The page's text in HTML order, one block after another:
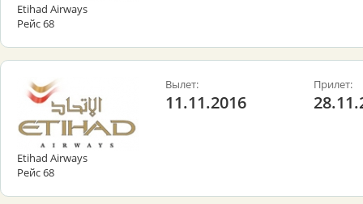
Etihad Airways
Рейс 68
Etihad Airways
Рейс 68
Вылет:
11.11.2016
Прилет: